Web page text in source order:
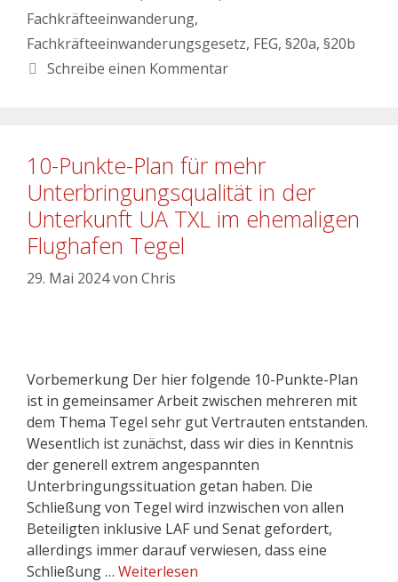
Fachkräfteeinwanderung,
Fachkräfteeinwanderungsgesetz, FEG, §20a, §20b
Schreibe einen Kommentar
10-Punkte-Plan für mehr
Unterbringungsqualität in der
Unterkunft UA TXL im ehemaligen
Flughafen Tegel
29. Mai 2024von Chris
Vorbemerkung Der hier folgende 10-Punkte-Plan
ist in gemeinsamer Arbeit zwischen mehreren mit
dem Thema Tegel sehr gut Vertrauten entstanden.
Wesentlich ist zunächst, dass wir dies in Kenntnis
der generell extrem angespannten
Unterbringungssituation getan haben. Die
Schließung von Tegel wird inzwischen von allen
Beteiligten inklusive LAF und Senat gefordert,
allerdings immer darauf verwiesen, dass eine
Schließung … Weiterlesen